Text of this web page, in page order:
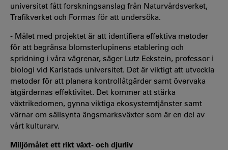
universitet fått forskningsanslag från Naturvårdsverket,
Trafikverket och Formas för att undersöka.
- Målet med projektet är att identifiera effektiva metoder
för att begränsa blomsterlupinens etablering och
spridning i våra vägrenar, säger Lutz Eckstein, professor i
biologi vid Karlstads universitet. Det är viktigt att utveckla
metoder för att planera kontrollåtgärder samt övervaka
åtgärdernas effektivitet. Det kommer att stärka
växtrikedomen, gynna viktiga ekosystemtjänster samt
värnar om sällsynta ängsmarksväxter som är en del av
vårt kulturarv.
Miljömålet ett rikt växt- och djurliv